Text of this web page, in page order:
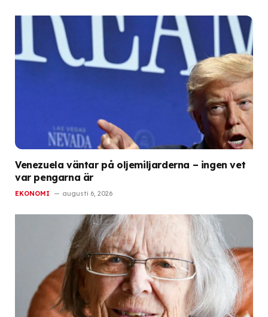
Venezuela väntar på oljemiljarderna – ingen vet
var pengarna är
EKONOMI augusti 6, 2026